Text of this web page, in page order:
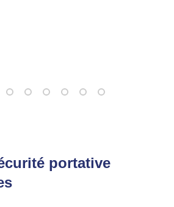
portative